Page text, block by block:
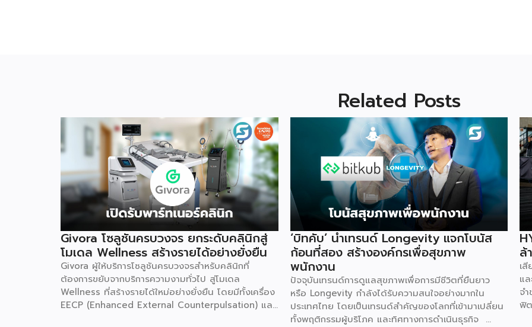
Related Posts
Givora โซลูชันครบวงจร ยกระดับคลินิกสู่
โมเดล Wellness สร้างรายได้อย่างยั่งยืน
Givora ผู้ให้บริการโซลูชันครบวงจรสำหรับคลินิกที่
ต้องการขยับจากบริการความงามทั่วไป สู่โมเดล
Wellness ที่สร้างรายได้ใหม่อย่างยั่งยืน โดยมีทั้งเครื่อง
EECP (Enhanced External Counterpulsation) และ
‘บิทคับ’ นำเทรนด์ Longevity แจกโบนัส
ก้อนที่สอง สร้างองค์กรเพื่อสุขภาพ
พนักงาน
ปัจจุบันเทรนด์การดูแลสุขภาพเพื่อการมีชีวิตที่ยืนยาว
หรือ Longevity กำลังได้รับความสนใจอย่างมากใน
ประเทศไทย โดยเป็นเทรนด์สำคัญของโลกที่เข้ามาเปลี่ยน
ทั้งพฤติกรรมผู้บริโภค และทิศทางการดำเนินธุรกิจ
ล้
เ
แ
จ
ฟิ